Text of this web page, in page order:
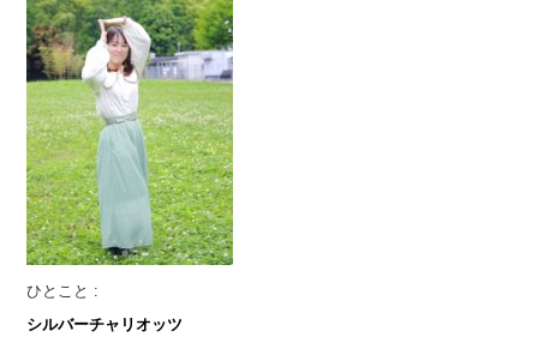
ひとこと :
シルバーチャリオッツ